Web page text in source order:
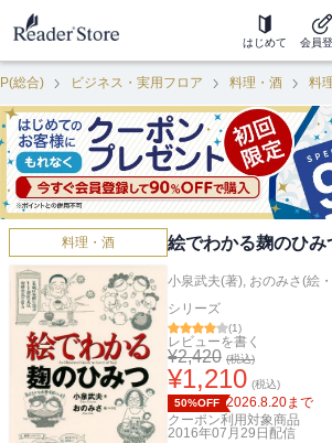
はじめて 会員
総合) ビジネス・実用フロア 料理・酒 料
料理・酒 絵でわかる麹のひみ
小泉武夫(著), おのみさ(絵
シリーズ
(1)
レビューを書く
¥2,420 (税込)
¥1,210 (税込)
50%OFF 2026.8.20まで
クーポン利用対象商品
2016年07月29日 配信